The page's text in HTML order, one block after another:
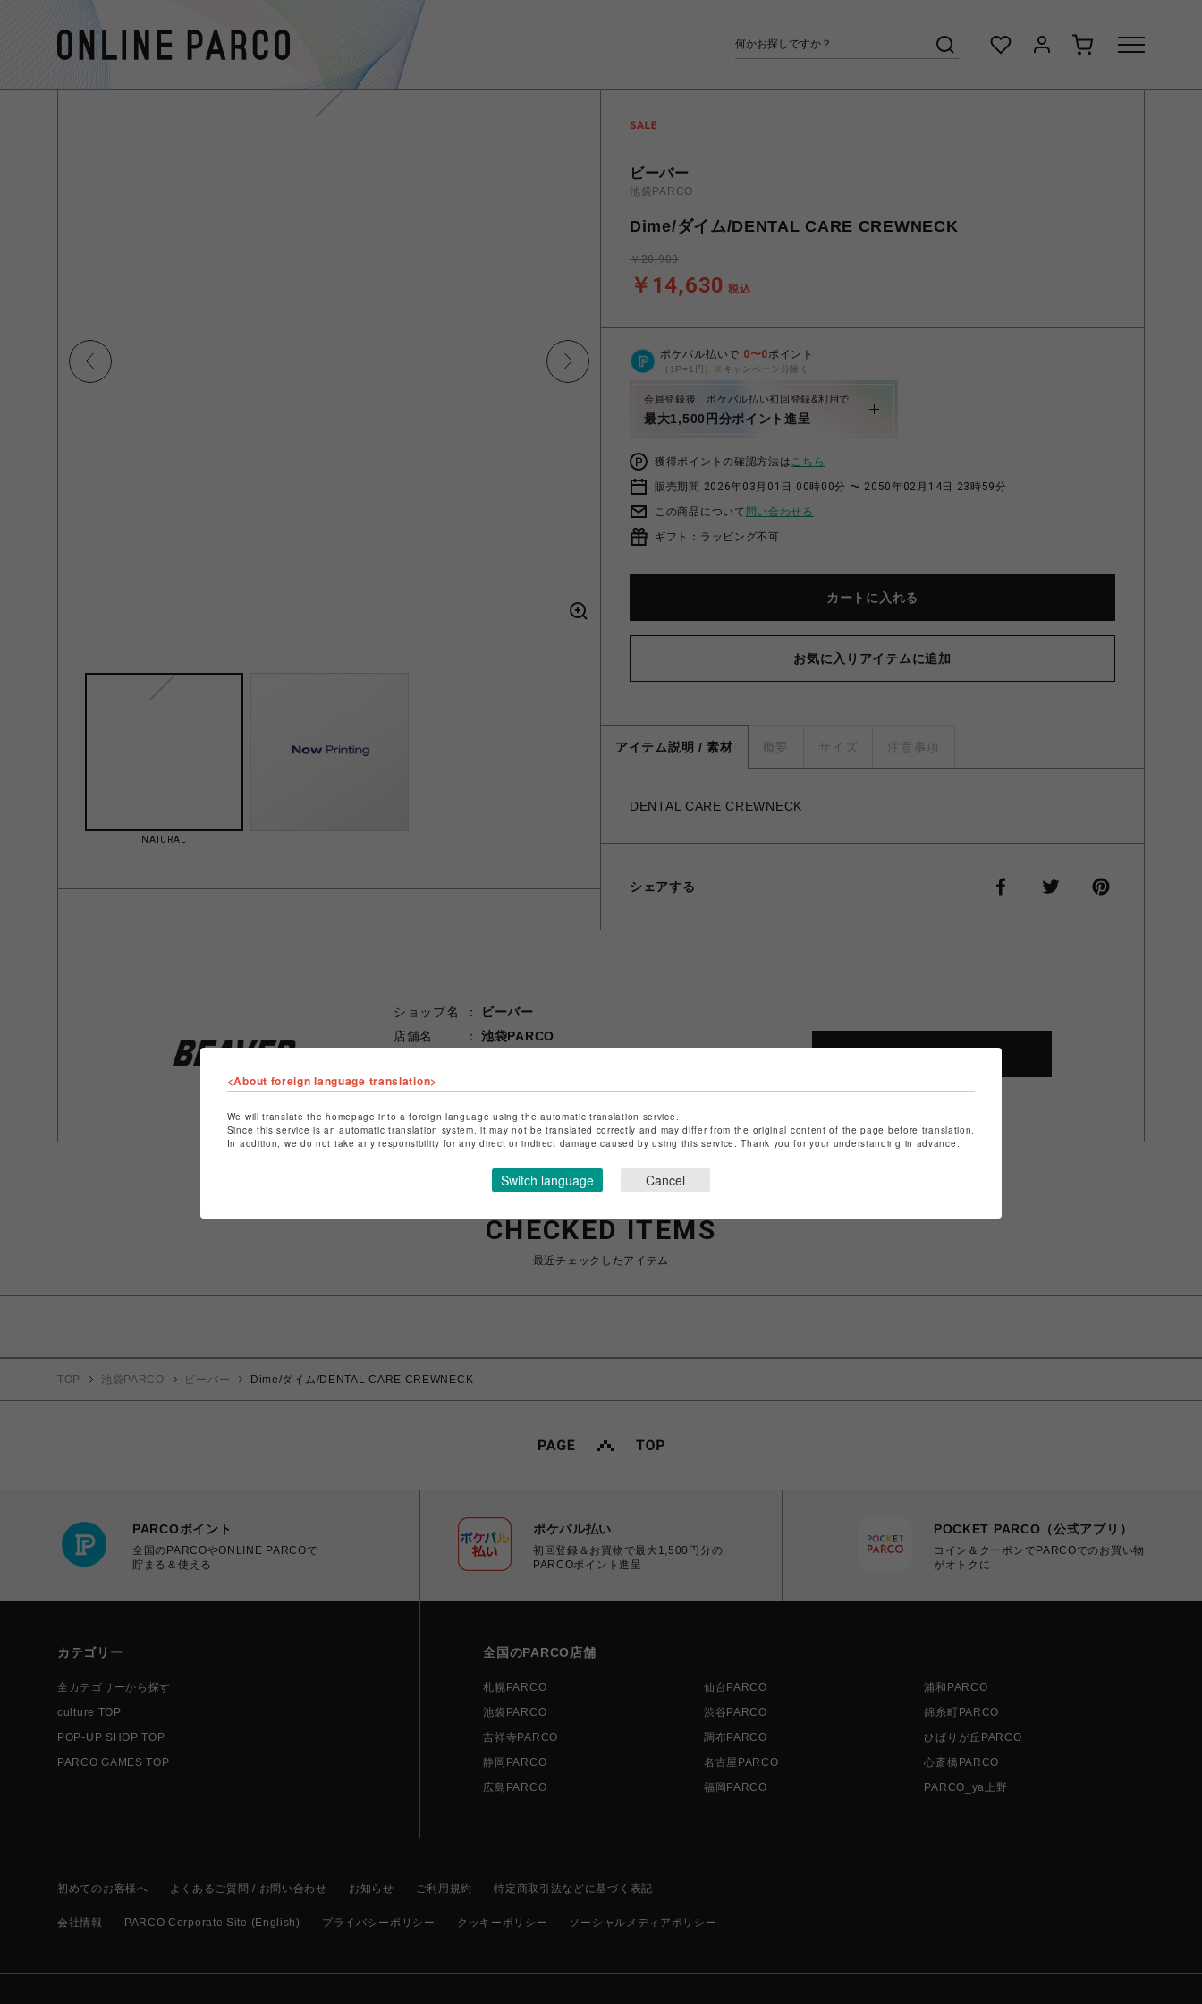
NATURAL
ビーバー
池袋PARCO
Dime/ダイム/DENTAL CARE CREWNECK
￥14,630 税込
￥20,900
ポケパル払いで 0〜0ポイント
（1P=1円）※キャンペーン分除く
会員登録後、ポケパル払い初回登録&利用で
最大1,500円分ポイント進呈
獲得ポイントの確認方法はこちら
販売期間 2026年03月01日 00時00分 〜 2050年02月14日 23時59分
この商品について 問い合わせる
ギフト：ラッピング不可
カートに入れる
お気に入りアイテムに追加
アイテム説明 / 素材 概要 サイズ 注意事項
DENTAL CARE CREWNECK
シェアする
ショップ名
ビーバー
店舗名
池袋PARCO
ショップお問い合わせはこちら
CHECKED ITEMS
最近チェックしたアイテム
TOP 池袋PARCO ビーバー Dime/ダイム/DENTAL CARE CREWNECK
PARCOポイント
全国のPARCOやONLINE PARCOで
貯まる＆使える
ポケパル払い
初回登録＆お買物で最大1,500円分の
PARCOポイント進呈
POCKET PARCO（公式アプリ）
コイン＆クーポンでPARCOでのお買い物
がオトクに
カテゴリー
全カテゴリーから探す
culture TOP
POP-UP SHOP TOP
PARCO GAMES TOP
全国のPARCO店舗
札幌PARCO 仙台PARCO
浦和PARCO
池袋PARCO
渋谷PARCO
錦糸町PARCO
吉祥寺PARCO
調布PARCO
ひばりが丘PARCO
静岡PARCO
名古屋PARCO
心斎橋PARCO
広島PARCO
福岡PARCO PARCO_ya上野
初めてのお客様へ よくあるご質問 / お問い合わせ お知らせ ご利用規約 特定商取引法などに基づく表記
会社情報 PARCO Corporate Site (English) プライバシーポリシー クッキーポリシー ソーシャルメディアポリシー
<About foreign language translation>
We will translate the homepage into a foreign language using the automatic translation service.
Since this service is an automatic translation system, it may not be translated correctly and may differ from the original content of the page before translation.
In addition, we do not take any responsibility for any direct or indirect damage caused by using this service. Thank you for your understanding in advance.
Switch language Cancel